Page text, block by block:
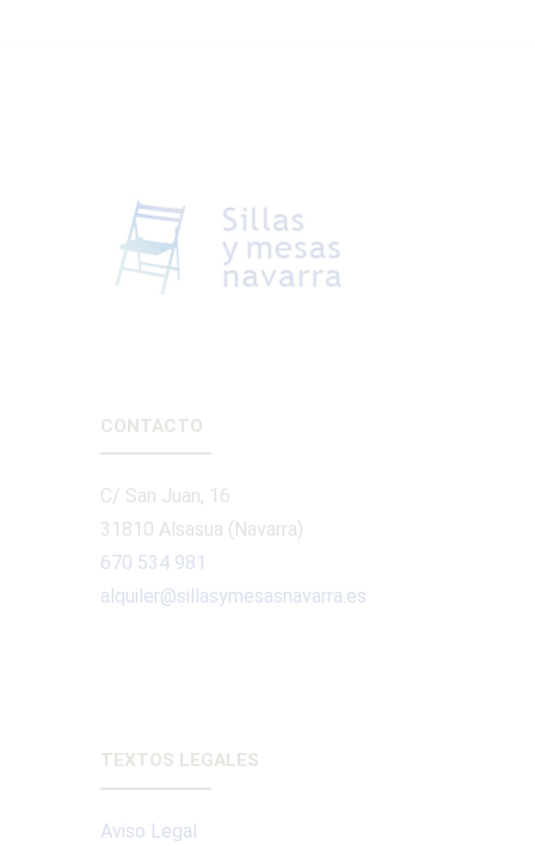
CONTACTO
C/ San Juan, 16
31810 Alsasua (Navarra)
670 534 981
alquiler@sillasymesasnavarra.es
TEXTOS LEGALES
Aviso Legal